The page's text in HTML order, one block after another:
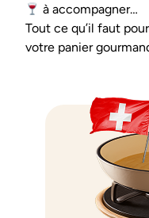
à accompagner…
Tout ce qu’il faut
votre panier